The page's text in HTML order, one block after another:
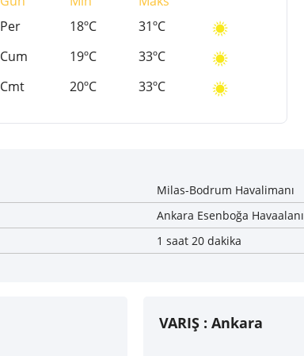
Per
18ºC
31ºC
Cum
19ºC
33ºC
Cmt
20ºC 33ºC
Milas-Bodrum Havalimanı
Ankara Esenboğa Havaalanı
1 saat 20 dakika
VARIŞ : Ankara